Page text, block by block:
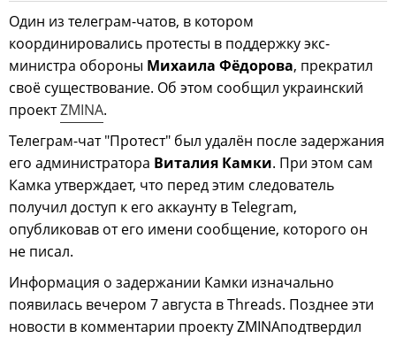
Один из телеграм-чатов, в котором
координировались протесты в поддержку экс-
министра обороны Михаила Фёдорова, прекратил
своё существование. Об этом сообщил украинский
проектZMINA.
Телеграм-чат "Протест" был удалён после задержания
его администратора Виталия Камки. При этом сам
Камка утверждает, что перед этим следователь
получил доступ к его аккаунту в Telegram,
опубликовав от его имени сообщение, которого он
не писал.
Информация о задержании Камки изначально
появилась вечером 7 августа в Threads. Позднее эти
новости в комментарии проекту ZMINAподтвердил